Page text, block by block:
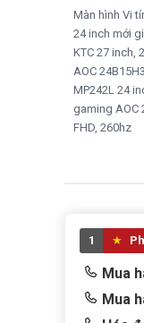
Màn hình Vi
24 inch mới
KTC 27 inch,
AOC
MP242L 24
gaming AOC
FHD, 260hz
1
Mua
Mua